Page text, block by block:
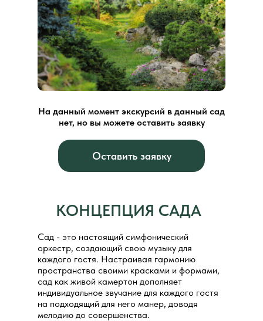
На данный момент экскурсий в данный сад
нет, но вы можете оставить заявку
Оставить заявку
КОНЦЕПЦИЯ САДА
Сад - это настоящий симфонический
оркестр, создающий свою музыку для
каждого гостя. Настраивая гармонию
пространства своими красками и формами,
сад как живой камертон дополняет
индивидуальное звучание для каждого гостя
на подходящий для него манер, доводя
мелодию до совершенства.